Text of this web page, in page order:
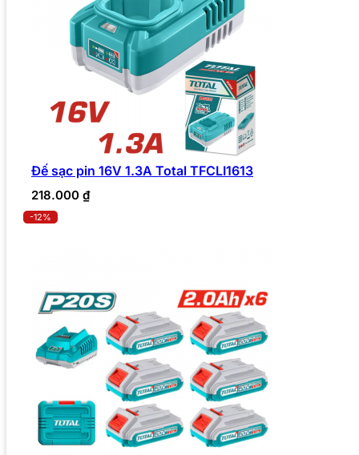
Đế sạc pin 16V 1.3A Total TFCLI1613
218.000 ₫
-12%